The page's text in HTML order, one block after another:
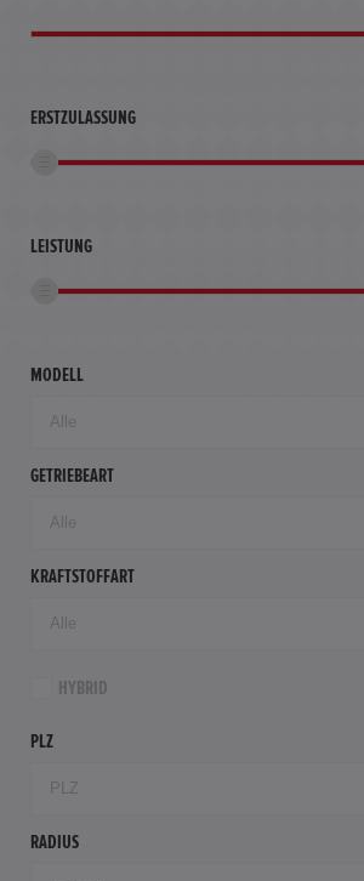
ERSTZULASSUNG
LEISTUNG
MODELL
GETRIEBEART
KRAFTSTOFFART
HYBRID
PLZ
RADIUS